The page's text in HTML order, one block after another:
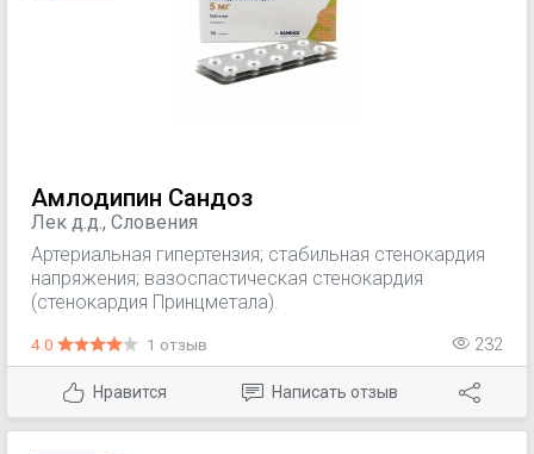
Амлодипин Сандоз
Лек д.д., Словения
Артериальная гипертензия; стабильная стенокардия
напряжения; вазоспастическая стенокардия
(стенокардия Принцметала).
4.0 1 отзыв 232
Нравится Написать отзыв